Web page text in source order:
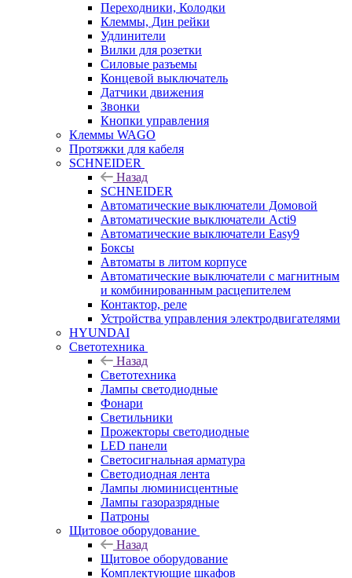
Переходники, Колодки
Клеммы, Дин рейки
Удлинители
Вилки для розетки
Силовые разъемы
Концевой выключатель
Датчики движения
Звонки
Кнопки управления
Клеммы WAGO
Протяжки для кабеля
SCHNEIDER
Назад
SCHNEIDER
Автоматические выключатели Домовой
Автоматические выключатели Acti9
Автоматические выключатели Easy9
Боксы
Автоматы в литом корпусе
Автоматические выключатели с магнитным
и комбинированным расцепителем
Контактор, реле
Устройства управления электродвигателями
HYUNDAI
Светотехника
Назад
Светотехника
Лампы светодиодные
Фонари
Светильники
Прожекторы светодиодные
LED панели
Светосигнальная арматура
Светодиодная лента
Лампы люминисцентные
Лампы газоразрядные
Патроны
Щитовое оборудование
Назад
Щитовое оборудование
Комплектующие шкафов